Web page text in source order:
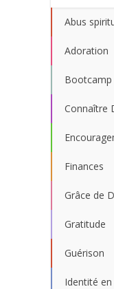
Abus
Adoration
Bootcamp
Connaître
Finances
Grâce de
Gratitude
Guérison
Identité